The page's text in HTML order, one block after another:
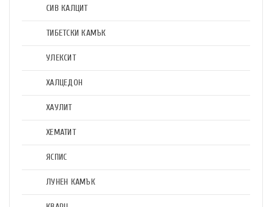
СИВ КАЛЦИТ
ТИБЕТСКИ КАМЪК
УЛЕКСИТ
ХАЛЦЕДОН
ХАУЛИТ
ХЕМАТИТ
ЯСПИС
ЛУНЕН КАМЪК